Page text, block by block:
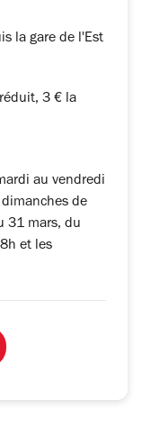
la gare de l'Est
3 € la
au vendredi
de
31 mars, du
et les